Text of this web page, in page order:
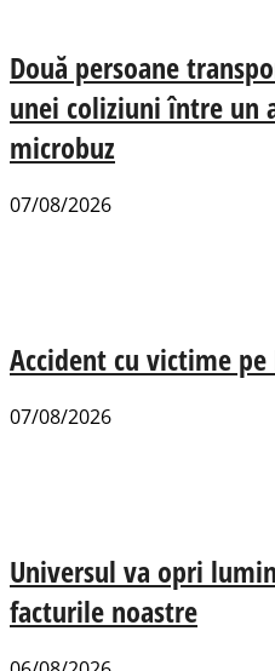
Două persoane
unei coliziuni între un
microbuz
07/08/2026
Accident cu victime pe
07/08/2026
Universul va opri
facturile noastre